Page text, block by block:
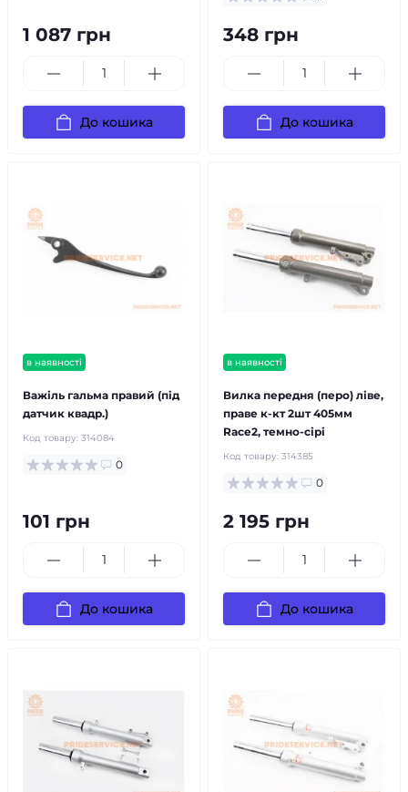
1 087 грн
До кошика
348 грн
До кошика
в наявності
Важіль гальма правий (під
датчик квадр.)
Код товару: 314084
0
101 грн
До кошика
в наявності
Вилка передня (перо) ліве,
праве к-кт 2шт 405мм
Race2, темно-сірі
Код товару: 314385
0
2 195 грн
До кошика